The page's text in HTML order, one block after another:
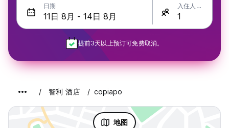
日期 入住人数
提前3天以上预订可免费取消。
智利 酒店 copiapo
地图